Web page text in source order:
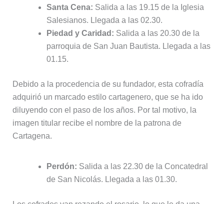
Santa Cena: Salida a las 19.15 de la Iglesia
Salesianos. Llegada a las 02.30.
Piedad y Caridad: Salida a las 20.30 de la
parroquia de San Juan Bautista. Llegada a las
01.15.
Debido a la procedencia de su fundador, esta cofradía
adquirió un marcado estilo cartagenero, que se ha ido
diluyendo con el paso de los años. Por tal motivo, la
imagen titular recibe el nombre de la patrona de
Cartagena.
Perdón: Salida a las 22.30 de la Concatedral
de San Nicolás. Llegada a las 01.30.